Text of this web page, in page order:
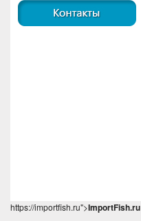
https://importfish.ru">ImportFish.ru